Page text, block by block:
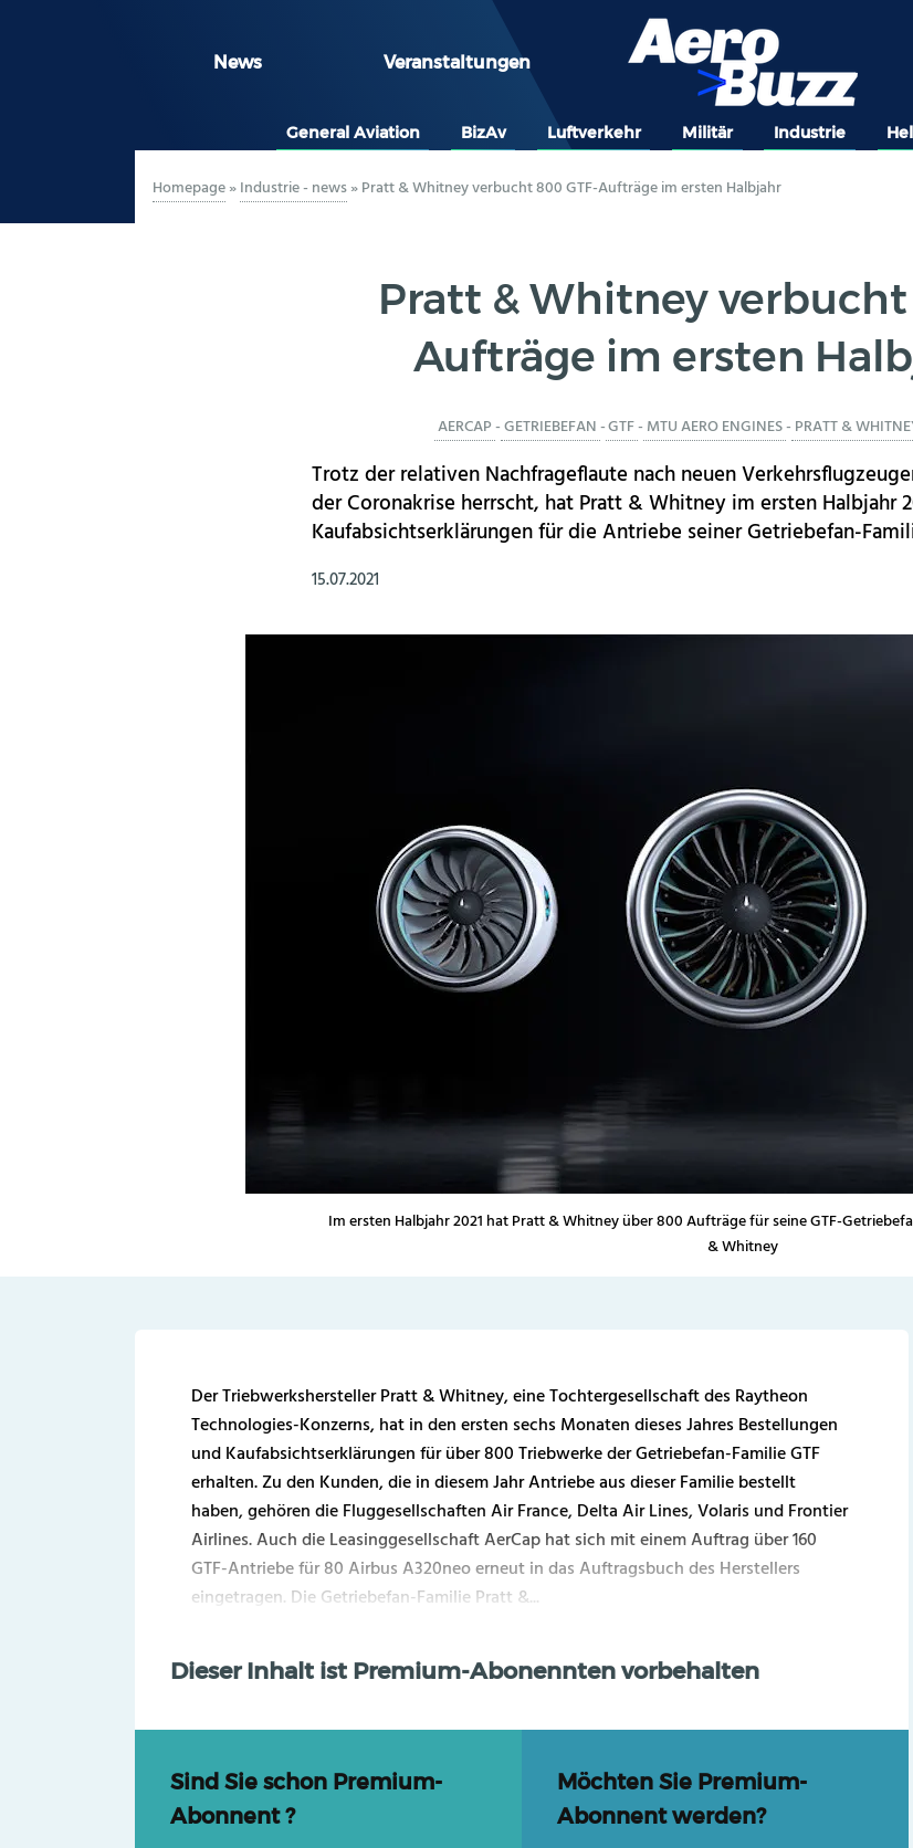
News Veranstaltungen
General Aviation BizAv Luftverkehr Militär Industrie
Homepage»Industrie - news»Pratt & Whitney verbucht 800 GTF-Aufträge im ersten Halbjahr
Pratt & Whitney verbucht
Aufträge im ersten
AERCAP-GETRIEBEFAN-GTF- MTU AERO ENGINES- PRATT &
Trotz der relativen Nachfrageflaute nach neuen
der Coronakrise herrscht, hat Pratt & Whitney im ersten Halbjahr
Kaufabsichtserklärungen für die Antriebe seiner Getriebefan-
15.07.2021
Im ersten Halbjahr 2021 hat Pratt & Whitney über 800 Aufträge für seine GTF-
& Whitney
Der Triebwerkshersteller Pratt & Whitney, eine Tochtergesellschaft des Raytheon
Technologies-Konzerns, hat in den ersten sechs Monaten dieses Jahres Bestellungen
und Kaufabsichtserklärungen für über 800 Triebwerke der Getriebefan-Familie GTF
erhalten. Zu den Kunden, die in diesem Jahr Antriebe aus dieser Familie bestellt
haben, gehören die Fluggesellschaften Air France, Delta Air Lines, Volaris und Frontier
Airlines. Auch die Leasinggesellschaft AerCap hat sich mit einem Auftrag über 160
GTF-Antriebe für 80 Airbus A320neo erneut in das Auftragsbuch des Herstellers
eingetragen. Die Getriebefan-Familie Pratt &...
Dieser Inhalt ist Premium-Abonennten vorbehalten
Sind Sie schon Premium-
Abonnent ?
Möchten Sie Premium-
Abonnent werden?